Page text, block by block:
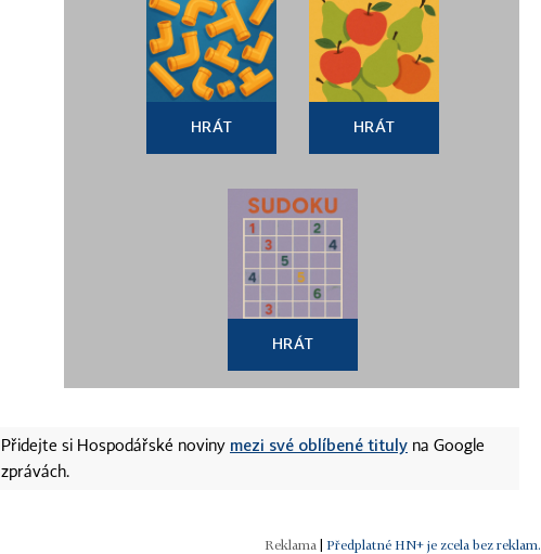
HRÁT HRÁT
HRÁT
Přidejte si Hospodářské noviny mezi své oblíbené tituly na Google
zprávách.
| Předplatné HN+ je zcela bez reklam.